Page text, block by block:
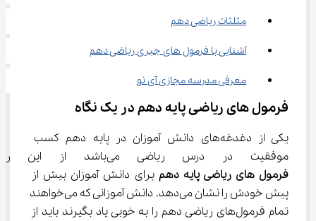
مثلثات ریاضی دهم
آشنایی با فرمول های جبری ریاضی دهم
معرفی مدرسه مجازی آی نو
فرمول ‌های ریاضی پایه دهم در یک نگاه
یکی از دغدغه‌های دانش آموزان در پایه دهم کسب
موفقیت در درس ریاضی می‌باشد از این رو اهمیت یادگیری
فرمول ‌های ریاضی پایه دهم
برای دانش آموزان بیش از
پیش خودش را نشان می‌دهد. دانش آموزانی که می‌خواهند
تمام فرمول‌های ریاضی دهم را به خوبی یاد بگیرند باید از